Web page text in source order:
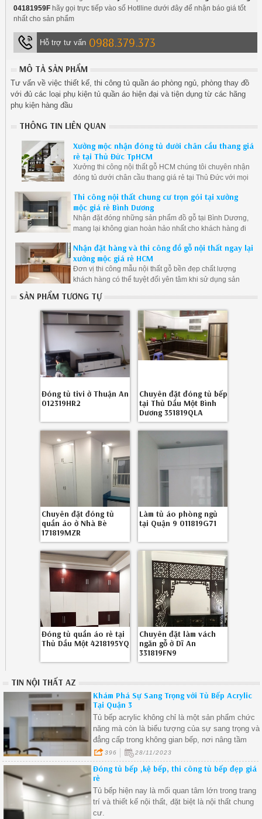
04181959Fhãy gọi trực tiếp vào số Hotlline dưới đây để nhận báo giá tốt
nhất cho sản phẩm
Hỗ trợ tư vấn 0988.379.373
MÔ TẢ SẢN PHẨM
Tư vấn về việc thiết kế, thi công tủ quần áo phòng ngủ, phòng thay đồ
với đủ các loại phụ kiện tủ quần áo hiện đại và tiện dụng từ các hãng
phụ kiện hàng đầu
THÔNG TIN LIÊN QUAN
Xưởng mộc nhận đóng tủ dưới chân cầu thang giá
rẻ tại Thủ Đức TpHCM
Xưởng thi công nội thất gỗ HCM chúng tôi chuyên nhận
đóng tủ dưới chân cầu thang giá rẻ tại Thủ Đức với mọi
tranh nhất thị trường hiện nay.
Thi công nội thất chung cư trọn gói tại xưởng
mộc giá rẻ Bình Dương
Nhận đặt đóng những sản phẩm đồ gỗ tại Bình Dương,
mang lại không gian hoàn hảo nhất cho khách hàng đi
Nhận đặt hàng và thi công đồ gỗ nội thất ngay lại
xưởng mộc giá rẻ HCM
Đơn vị thi công mẫu nội thất gỗ bền đẹp chất lượng
khách hàng có thể tuyệt đối yên tâm khi sử dụng sản
SẢN PHẨM TƯƠNG TỰ
Đóng tủ tivi ở Thuận An
012319HR2
Chuyên đặt đóng tủ bếp
tại Thủ Dầu Một Bình
Dương 351819QLA
Chuyên đặt đóng tủ
quần áo ở Nhà Bè
171819MZR
Làm tủ áo phòng ngủ
tại Quận 9 011819G71
Đóng tủ quần áo rẻ tại
Thủ Dầu Một 4218195YQ
Chuyên đặt làm vách
ngăn gỗ ở Dĩ An
331819FN9
TIN NỘI THẤT AZ
Khám Phá Sự Sang Trọng với Tủ Bếp Acrylic
Tại Quận 3
Tủ bếp acrylic không chỉ là một sản phẩm chức
năng mà còn là biểu tượng của sự sang trọng và
đẳng cấp trong không gian bếp, nơi nâng tầm
không gian sống và thể hiện cá tính của bạn mỗi
ngày.
396 28/11/2023
Đóng tủ bếp ,kệ bếp, thi công tủ bếp đẹp giá
rẻ
Tủ bếp hiện nay là mối quan tâm lớn trong trang
trí và thiết kế nội thất, đặt biệt là nội thất chung
cư.